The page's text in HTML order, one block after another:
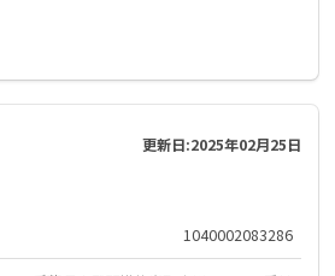
更新日:2025年02月25日
1040002083286